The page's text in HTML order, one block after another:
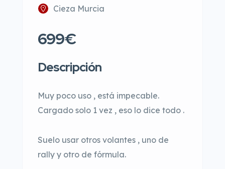
Cieza Murcia
699€
Descripción
Muy poco uso , está impecable.
Cargado solo 1 vez , eso lo dice todo .
Suelo usar otros volantes , uno de
rally y otro de fórmula.